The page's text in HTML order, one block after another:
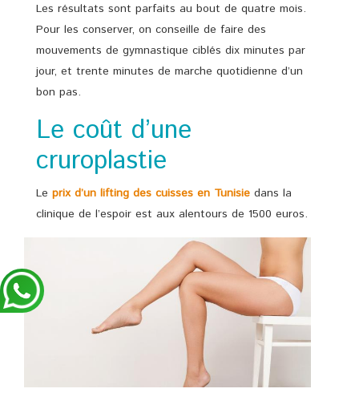
Les résultats sont parfaits au bout de quatre mois.
Pour les conserver, on conseille de faire des
mouvements de gymnastique ciblés dix minutes par
jour, et trente minutes de marche quotidienne d’un
bon pas.
Le coût d’une
cruroplastie
Le prix d’un lifting des cuisses en Tunisie dans la
clinique de l’espoir est aux alentours de 1500 euros.